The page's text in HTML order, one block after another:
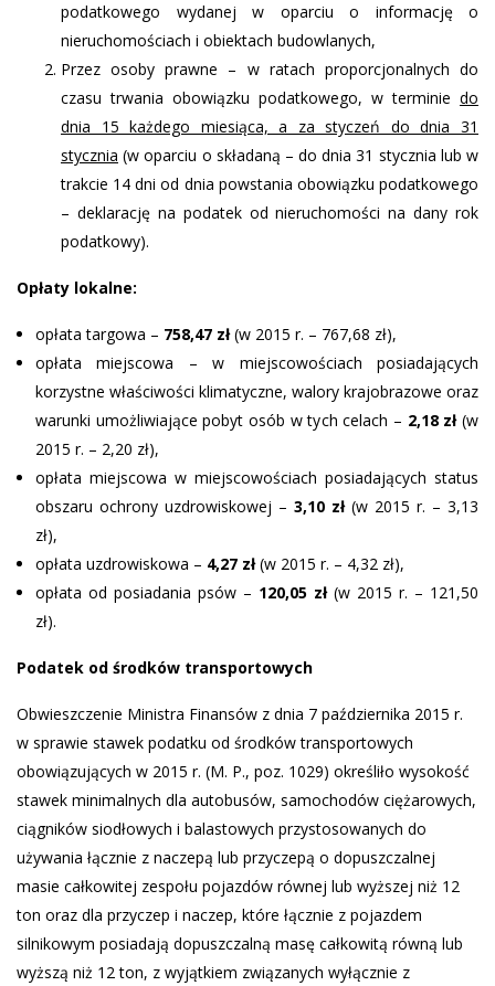
podatkowego wydanej w oparciu o informację o
nieruchomościach i obiektach budowlanych,
Przez osoby prawne – w ratach proporcjonalnych do
czasu trwania obowiązku podatkowego, w terminie do
dnia 15 każdego miesiąca, a za styczeń do dnia 31
stycznia (w oparciu o składaną – do dnia 31 stycznia lub w
trakcie 14 dni od dnia powstania obowiązku podatkowego
– deklarację na podatek od nieruchomości na dany rok
podatkowy).
Opłaty lokalne:
opłata targowa – 758,47 zł(w 2015 r. – 767,68 zł),
opłata miejscowa – w miejscowościach posiadających
korzystne właściwości klimatyczne, walory krajobrazowe oraz
warunki umożliwiające pobyt osób w tych celach – 2,18 zł(w
2015 r. – 2,20 zł),
opłata miejscowa w miejscowościach posiadających status
obszaru ochrony uzdrowiskowej – 3,10 zł (w 2015 r. – 3,13
zł),
opłata uzdrowiskowa – 4,27 zł(w 2015 r. – 4,32 zł),
opłata od posiadania psów – 120,05 zł (w 2015 r. – 121,50
zł).
Podatek od środków transportowych
Obwieszczenie Ministra Finansów z dnia 7 października 2015 r.
w sprawie stawek podatku od środków transportowych
obowiązujących w 2015 r. (M. P., poz. 1029) określiło wysokość
stawek minimalnych dla autobusów, samochodów ciężarowych,
ciągników siodłowych i balastowych przystosowanych do
używania łącznie z naczepą lub przyczepą o dopuszczalnej
masie całkowitej zespołu pojazdów równej lub wyższej niż 12
ton oraz dla przyczep i naczep, które łącznie z pojazdem
silnikowym posiadają dopuszczalną masę całkowitą równą lub
wyższą niż 12 ton, z wyjątkiem związanych wyłącznie z